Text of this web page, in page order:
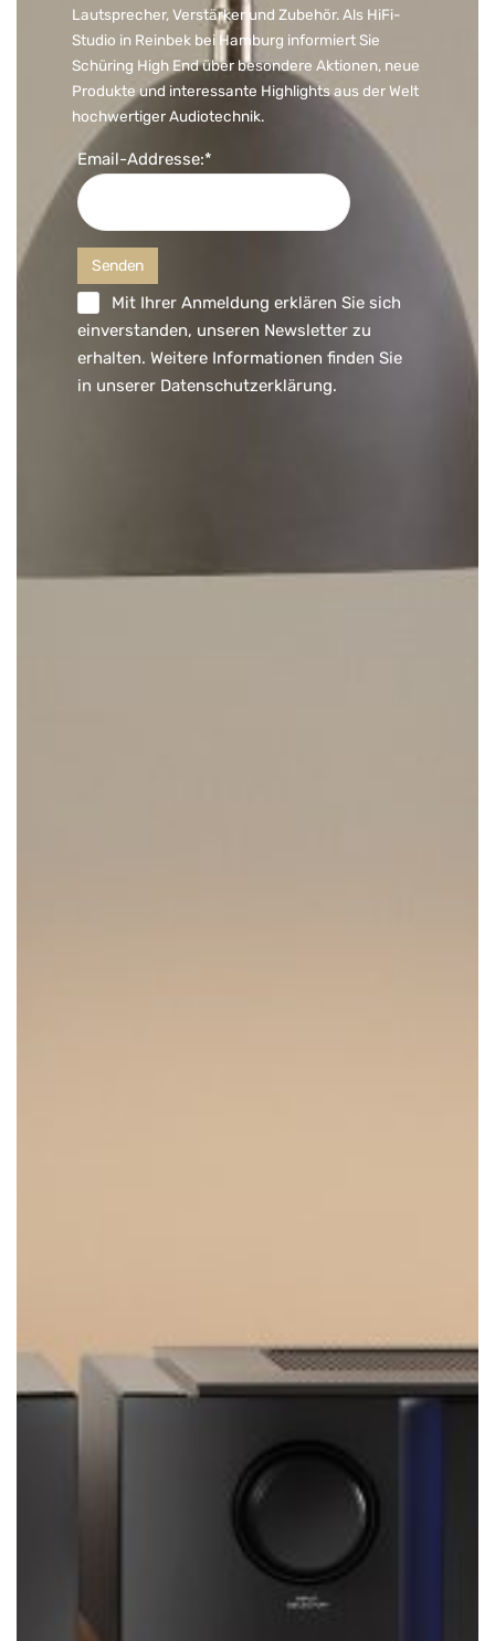
Lautsprecher, Verstärker und Zubehör. Als HiFi-
Studio in Reinbek bei Hamburg informiert Sie
Schüring High End über besondere Aktionen, neue
Produkte und interessante Highlights aus der Welt
hochwertiger Audiotechnik.
Email-Addresse:*
Mit Ihrer Anmeldung erklären Sie sich
einverstanden, unseren Newsletter zu
erhalten. Weitere Informationen finden Sie
in unserer Datenschutzerklärung.